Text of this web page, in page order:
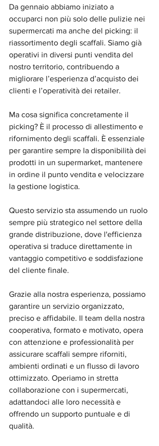
Da gennaio abbiamo iniziato a
occuparci non più solo delle pulizie nei
supermercati ma anche del picking: il
riassortimento degli scaffali. Siamo già
operativi in diversi punti vendita del
nostro territorio, contribuendo a
migliorare l’esperienza d’acquisto dei
clienti e l’operatività dei retailer.
Ma cosa significa concretamente il
picking? È il processo di allestimento e
rifornimento degli scaffali. È essenziale
per garantire sempre la disponibilità dei
prodotti in un supermarket, mantenere
in ordine il punto vendita e velocizzare
la gestione logistica.
Questo servizio sta assumendo un ruolo
sempre più strategico nel settore della
grande distribuzione, dove l'efficienza
operativa si traduce direttamente in
vantaggio competitivo e soddisfazione
del cliente finale.
Grazie alla nostra esperienza, possiamo
garantire un servizio organizzato,
preciso e affidabile. Il team della nostra
cooperativa, formato e motivato, opera
con attenzione e professionalità per
assicurare scaffali sempre riforniti,
ambienti ordinati e un flusso di lavoro
ottimizzato. Operiamo in stretta
collaborazione con i supermercati,
adattandoci alle loro necessità e
offrendo un supporto puntuale e di
qualità.